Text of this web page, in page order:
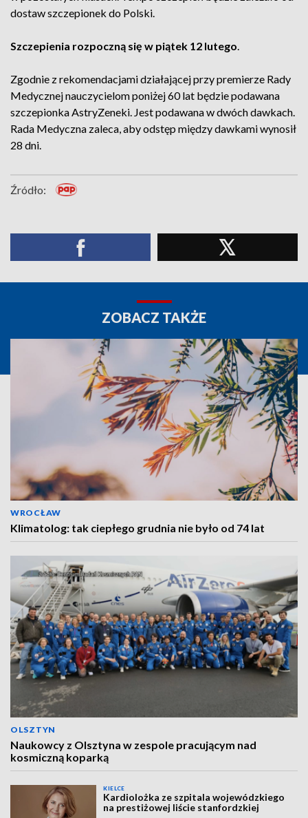
dostaw szczepionek do Polski.
Szczepienia rozpoczną się w piątek 12 lutego.
Zgodnie z rekomendacjami działającej przy premierze Rady
Medycznej nauczycielom poniżej 60 lat będzie podawana
szczepionka AstryZeneki. Jest podawana w dwóch dawkach.
Rada Medyczna zaleca, aby odstęp między dawkami wynosił
28 dni.
Źródło:
ZOBACZ TAKŻE
WROCŁAW
Klimatolog: tak ciepłego grudnia nie było od 74 lat
OLSZTYN
Naukowcy z Olsztyna w zespole pracującym nad
kosmiczną koparką
KIELCE
Kardiolożka ze szpitala wojewódzkiego
na prestiżowej liście stanfordzkiej